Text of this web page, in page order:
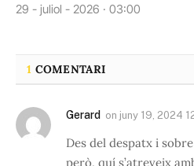
29 - juliol - 2026 · 03:00
1 COMENTARI
Gerard on juny 19, 2024
Des del despatx i
però, quí s’atreveix